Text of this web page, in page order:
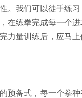
我们可以徒手练
在练拳完成每一个
量训练后，应马
备式，每一个拳